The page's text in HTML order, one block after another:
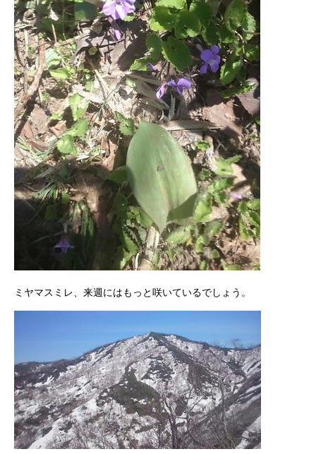
ミヤマスミレ、来週にはもっと咲いているでしょう。